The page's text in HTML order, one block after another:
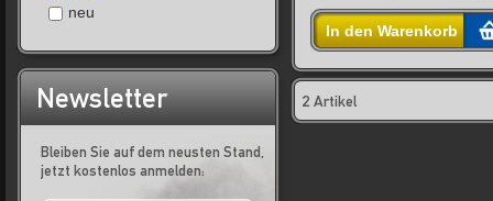
neu
Newsletter
Bleiben Sie auf dem neusten Stand,
jetzt kostenlos anmelden:
In den Warenkorb
2 Artikel